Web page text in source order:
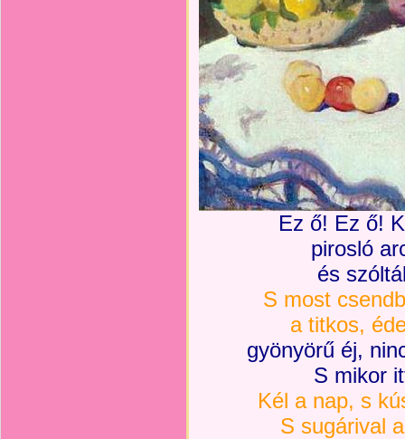
Ez ő! Ez ő!
pirosló
és
S most
a titkos,
gyönyörű éj,
S mikor
Kél a nap, s
S sugárival